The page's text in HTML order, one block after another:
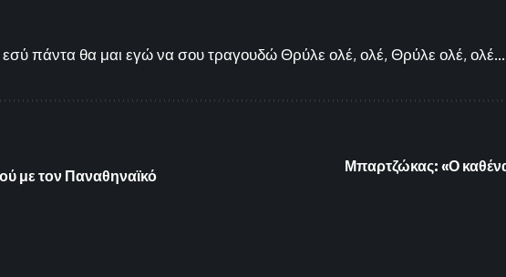
εσύ πάντα θα μαι εγώ να σου τραγουδώ Θρύλε ολέ, ολέ, Θρύλε ολέ, ολέ...
με τον Παναθηναϊκό
Μπαρτζώκας: «Ο